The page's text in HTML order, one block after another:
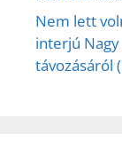
Nem lett
interjú
távozásáról